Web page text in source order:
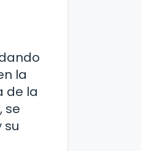
la
de la
se
su